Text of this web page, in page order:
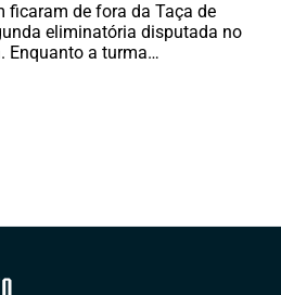
ficaram de fora da Taça de
eliminatória disputada no
Enquanto a turma…